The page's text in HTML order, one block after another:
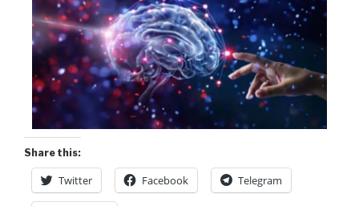
Share this:
Twitter Facebook Telegram